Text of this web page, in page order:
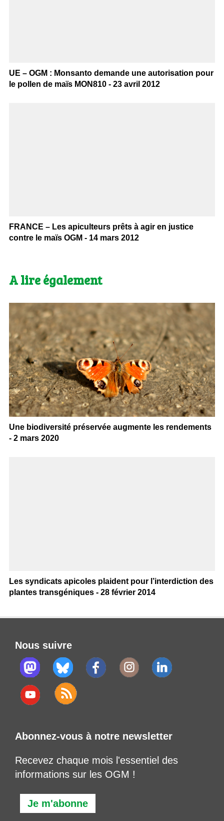
UE – OGM : Monsanto demande une autorisation pour
le pollen de maïs MON810 - 23 avril 2012
FRANCE – Les apiculteurs prêts à agir en justice
contre le maïs OGM - 14 mars 2012
A lire également
Une biodiversité préservée augmente les rendements
- 2 mars 2020
Les syndicats apicoles plaident pour l’interdiction des
plantes transgéniques - 28 février 2014
Nous suivre
Abonnez-vous à notre newsletter
Recevez chaque mois l'essentiel des
informations sur les OGM !
Je m'abonne